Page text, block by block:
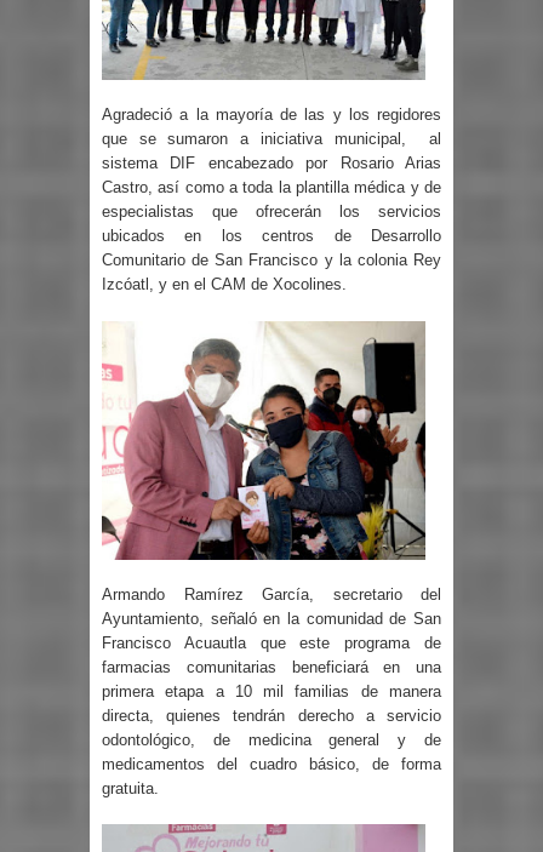
Agradeció a la mayoría de las y los regidores
que se sumaron a iniciativa municipal, al
sistema DIF encabezado por Rosario Arias
Castro, así como a toda la plantilla médica y de
especialistas que ofrecerán los servicios
ubicados en los centros de Desarrollo
Comunitario de San Francisco y la colonia Rey
Izcóatl, y en el CAM de Xocolines.
Armando Ramírez García, secretario del
Ayuntamiento, señaló en la comunidad de San
Francisco Acuautla que este programa de
farmacias comunitarias beneficiará en una
primera etapa a 10 mil familias de manera
directa, quienes tendrán derecho a servicio
odontológico, de medicina general y de
medicamentos del cuadro básico, de forma
gratuita.